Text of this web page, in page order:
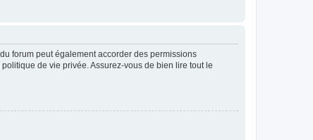
forum peut également accorder des permissions
de vie privée. Assurez-vous de bien lire tout le